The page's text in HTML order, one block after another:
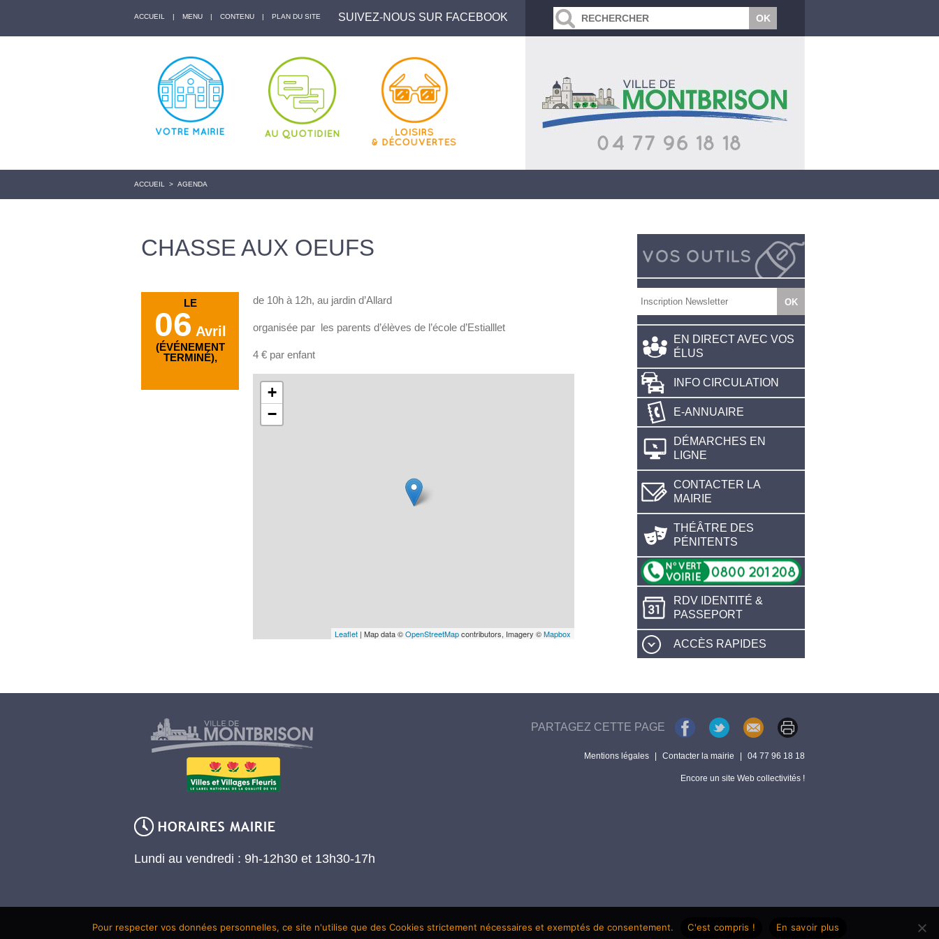
ACCUEIL | MENU | CONTENU | PLAN DU SITE SUIVEZ-NOUS SUR FACEBOOK
ACCUEIL > AGENDA
CHASSE AUX OEUFS
LE
06 Avril
(ÉVÉNEMENT
TERMINÉ),
de 10h à 12h, au jardin d’Allard
organisée par les parents d’élèves de l’école d’Estialllet
4 € par enfant
+
−
Leaflet | Map data ©OpenStreetMapcontributors, Imagery ©Mapbox
EN DIRECT AVEC VOS
ÉLUS
INFO CIRCULATION
E-ANNUAIRE
DÉMARCHES EN
LIGNE
CONTACTER LA
MAIRIE
THÉÂTRE DES
PÉNITENTS
RDV IDENTITÉ &
PASSEPORT
ACCÈS RAPIDES
Lundi au vendredi : 9h-12h30 et 13h30-17h
PARTAGEZ CETTE PAGE
Mentions légales Contacter la mairie 04 77 96 18 18
Encore un site Web collectivités !
Pour respecter vos données personnelles, ce site n'utilise que des Cookies strictement nécessaires et exemptés de consentement. C'est compris ! En savoir plus